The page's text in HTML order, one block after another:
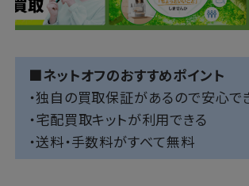
■ネットオフのおすすめポイント
・独自の買取保証があるので安心で
・宅配買取キットが利用できる
・送料・手数料がすべて無料